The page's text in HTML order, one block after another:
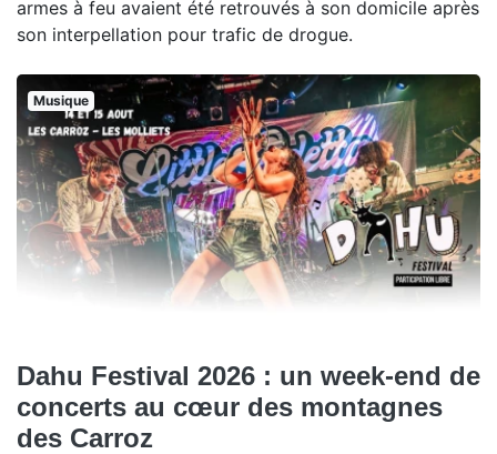
armes à feu avaient été retrouvés à son domicile après
son interpellation pour trafic de drogue.
Musique
Dahu Festival 2026 : un week-end de
concerts au cœur des montagnes
des Carroz